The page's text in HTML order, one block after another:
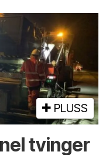
PLUSS
tvinger